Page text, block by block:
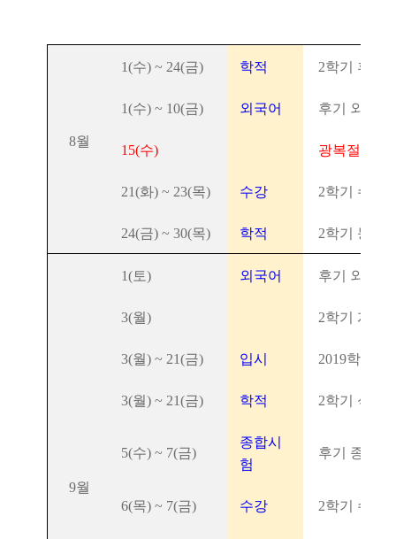
8월
1(수) ~ 24(금) 학적 2학기 휴/복
1(수) ~ 10(금) 외국어 후기 외국
15(수) 광복절(공휴
21(화) ~ 23(목) 수강 2학기 수강
24(금) ~ 30(목) 학적 2학기 등록
9월
1(토) 외국어 후기 외국
3(월) 2학기 개강
3(월) ~ 21(금) 입시 2019학년도
3(월) ~ 21(금) 학적 2학기 석박
5(수) ~ 7(금)
종합시
험
후기 종합
6(목) ~ 7(금) 수강 2학기 수강